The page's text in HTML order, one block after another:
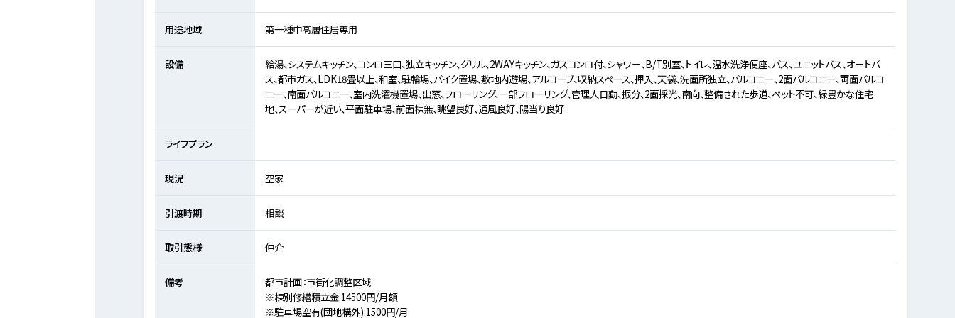
用途地域 第一種中高層住居専用
設備
給湯、システムキッチン、コンロ三口、独立キッチン、グリル、2WAYキッチン、ガスコンロ付、シャワー、B/T別室、トイレ、温水洗浄便座、バス、ユニットバス、オートバ
ス、都市ガス、LDK18畳以上、和室、駐輪場、バイク置場、敷地内遊場、アルコーブ、収納スペース、押入、天袋、洗面所独立、バルコニー、2面バルコニー、両面バルコ
ニー、南面バルコニー、室内洗濯機置場、出窓、フローリング、一部フローリング、管理人日勤、振分、2面採光、南向、整備された歩道、ペット不可、緑豊かな住宅
地、スーパーが近い、平面駐車場、前面棟無、眺望良好、通風良好、陽当り良好
ライフプラン
現況 空家
引渡時期 相談
取引態様 仲介
備考
都市計画：市街化調整区域
※棟別修繕積立金:14500円/月額
※駐車場空有(団地構外):1500円/月